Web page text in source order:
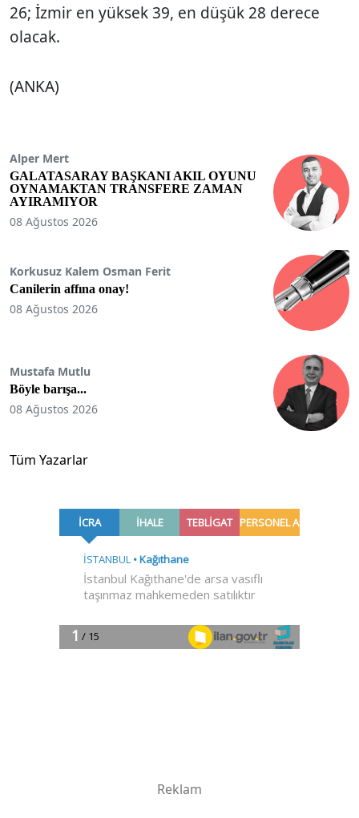
26; İzmir en yüksek 39, en düşük 28 derece
olacak.
(ANKA)
Alper Mert
GALATASARAY BAŞKANI AKIL OYUNU
OYNAMAKTAN TRANSFERE ZAMAN
AYIRAMIYOR
08 Ağustos 2026
Korkusuz Kalem Osman Ferit
Canilerin affına onay!
08 Ağustos 2026
Mustafa Mutlu
Böyle barışa...
08 Ağustos 2026
Tüm Yazarlar